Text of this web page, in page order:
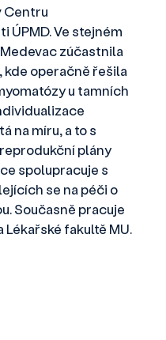
Centru
ÚPMD. Ve stejném
zúčastnila
kde operačně řešila
u tamních
na míru, a to s
plány
spolupracuje s
se na péči o
Současně pracuje
fakultě MU.